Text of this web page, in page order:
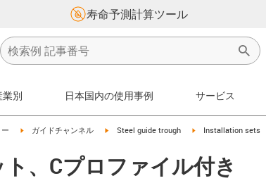
寿命予測計算ツール
業別 日本国内の使用事例 サービス
right igus-icon-arrow-right
ガイドチャンネル igus-icon-arrow-right
Steel guide trough igus-icon-arrow-right
Installation sets
、Cプロファイル付き